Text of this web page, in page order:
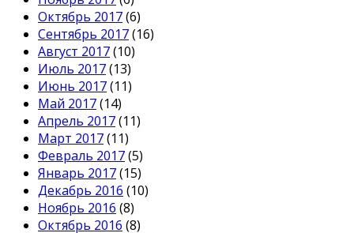
Октябрь 2017(6)
Сентябрь 2017(16)
Август 2017(10)
Июль 2017(13)
Июнь 2017(11)
Май 2017(14)
Апрель 2017(11)
Март 2017(11)
Февраль 2017(5)
Январь 2017(15)
Декабрь 2016 (10)
Ноябрь 2016 (8)
Октябрь 2016 (8)